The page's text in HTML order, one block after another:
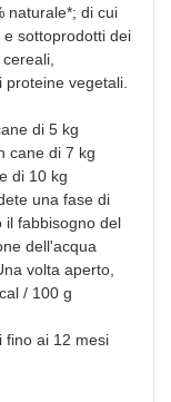
naturale*; di cui
sottoprodotti dei
vegetali.
di 5 kg
cane di 7 kg
di 10 kg
una fase di
il fabbisogno del
dell'acqua
volta aperto,
/ 100 g
fino ai 12 mesi
dei desideri